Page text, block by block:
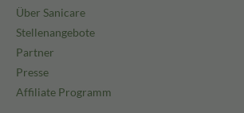
Über Sanicare
Stellenangebote
Partner
Presse
Affiliate Programm